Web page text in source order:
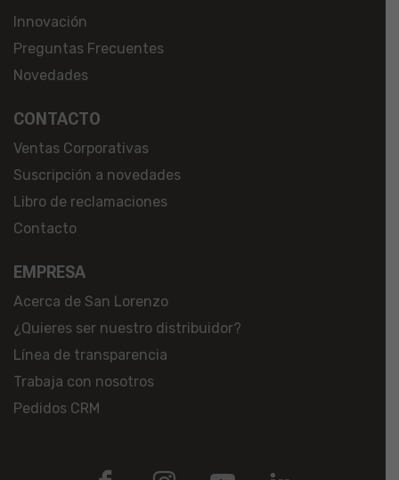
Innovación
Preguntas Frecuentes
Novedades
CONTACTO
Ventas Corporativas
Suscripción a novedades
Libro de reclamaciones
Contacto
EMPRESA
Acerca de San Lorenzo
¿Quieres ser nuestro distribuidor?
Línea de transparencia
Trabaja con nosotros
Pedidos CRM